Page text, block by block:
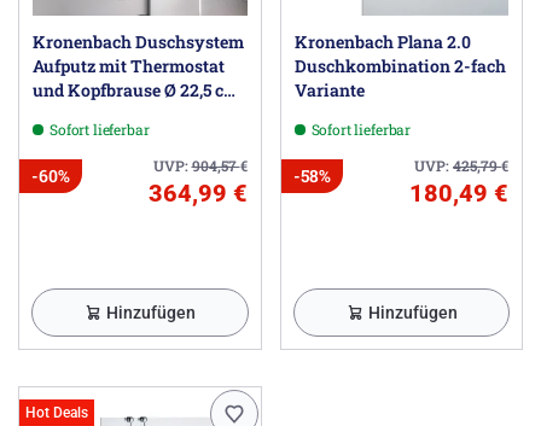
Kronenbach Duschsystem
Aufputz mit Thermostat
und Kopfbrause Ø 22,5 cm,
Sofort lieferbar
UVP:904,57€
-60%
364,99 €
Hinzufügen
Kronenbach Plana 2.0
Duschkombination 2-fach
Variante
Sofort lieferbar
UVP:425,79€
-58%
180,49 €
Hinzufügen
Hot Deals